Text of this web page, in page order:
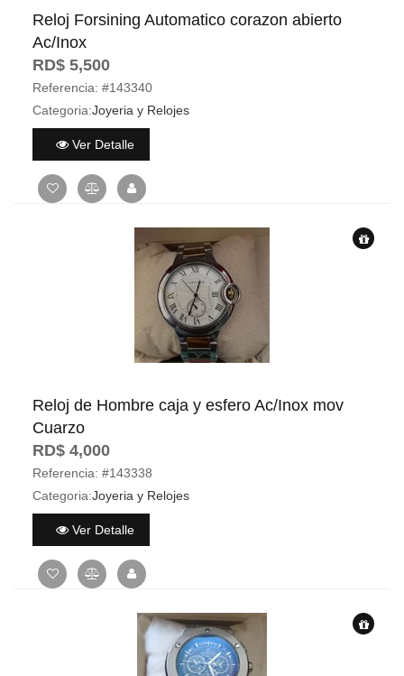
Reloj Forsining Automatico corazon abierto
Ac/Inox
RD$ 5,500
Referencia: #143340
Categoria:Joyeria y Relojes
Ver Detalle
Reloj de Hombre caja y esfero Ac/Inox mov
Cuarzo
RD$ 4,000
Referencia: #143338
Categoria:Joyeria y Relojes
Ver Detalle